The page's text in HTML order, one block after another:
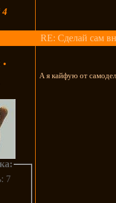
4
RE: Сделай сам
•
7
А я кайфую от